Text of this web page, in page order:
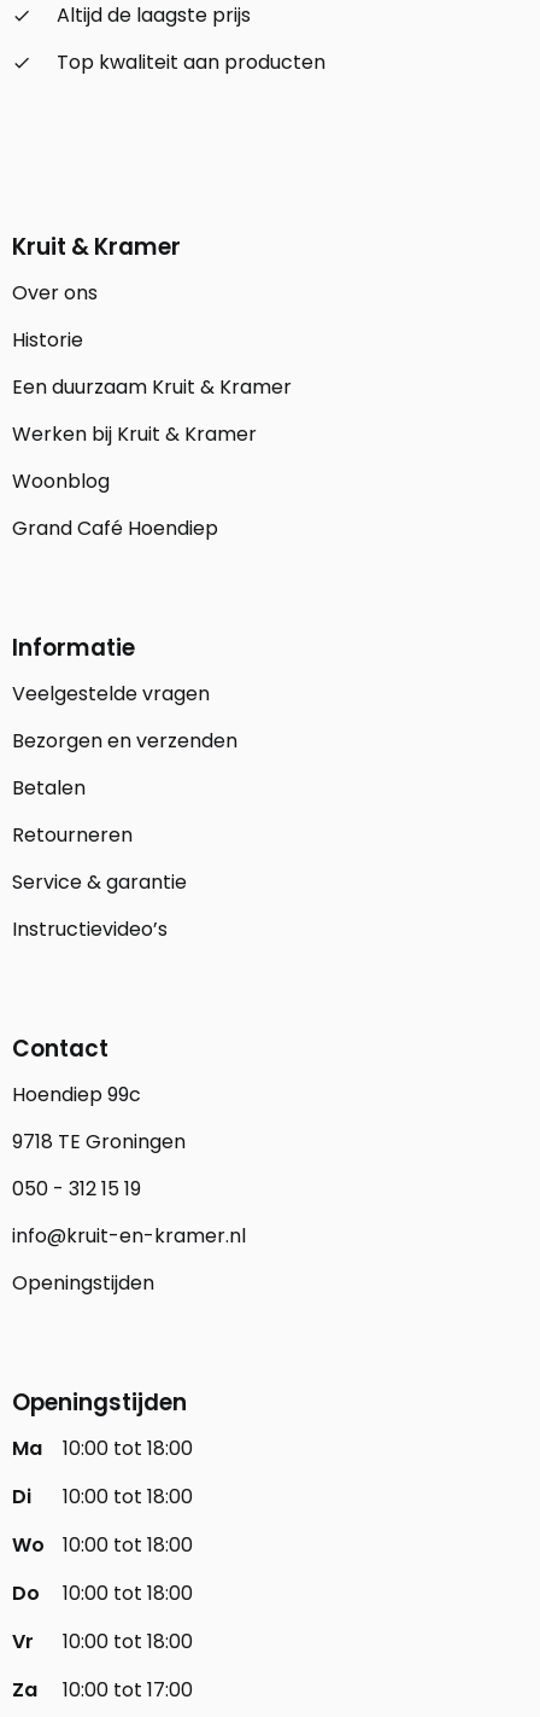
check_small
Altijd de laagste prijs
check_small
Top kwaliteit aan producten
Kruit & Kramer
Over ons
Historie
Een duurzaam Kruit & Kramer
Werken bij Kruit & Kramer
Woonblog
Grand Café Hoendiep
Informatie
Veelgestelde vragen
Bezorgen en verzenden
Betalen
Retourneren
Service & garantie
Instructievideo’s
Contact
Hoendiep 99c
9718 TE Groningen
050 - 312 15 19
info@kruit-en-kramer.nl
Openingstijden
Openingstijden
Ma
10:00 tot 18:00
Di
10:00 tot 18:00
Wo
10:00 tot 18:00
Do
10:00 tot 18:00
Vr
10:00 tot 18:00
Za
10:00 tot 17:00